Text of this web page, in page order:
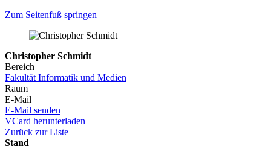
Zum Seitenfuß springen
Christopher Schmidt
Bereich
Fakultät Informatik und Medien
Raum
E-Mail
E-Mail senden
VCard herunterladen
Zurück zur Liste
Stand